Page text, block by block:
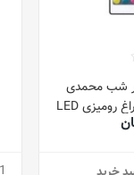
نور شب محمدی
اسلامی اکریلیک سه بعدی چراغ رومیزی LED
در کنار تخت